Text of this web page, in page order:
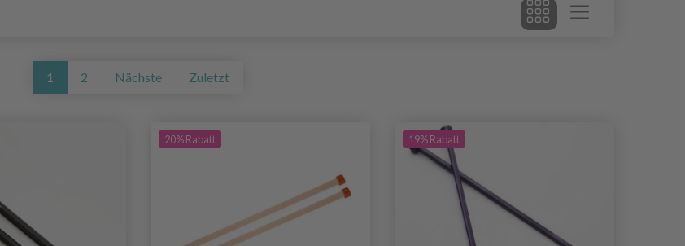
1 2 Nächste Zuletzt
20% Rabatt 19% Rabatt